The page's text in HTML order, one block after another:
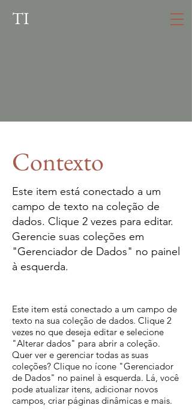
TI
Contexto
Este item está conectado a um
campo de texto na coleção de
dados. Clique 2 vezes para editar.
Gerencie suas coleções em
"Gerenciador de Dados" no painel
à esquerda.
Este item está conectado a um campo de
texto na sua coleção de dados. Clique 2
vezes no que deseja editar e selecione
"Alterar dados" para abrir a coleção.
Quer ver e gerenciar todas as suas
coleções? Clique no ícone "Gerenciador
de Dados" no painel à esquerda. Lá, você
pode atualizar itens, adicionar novos
campos, criar páginas dinâmicas e mais.